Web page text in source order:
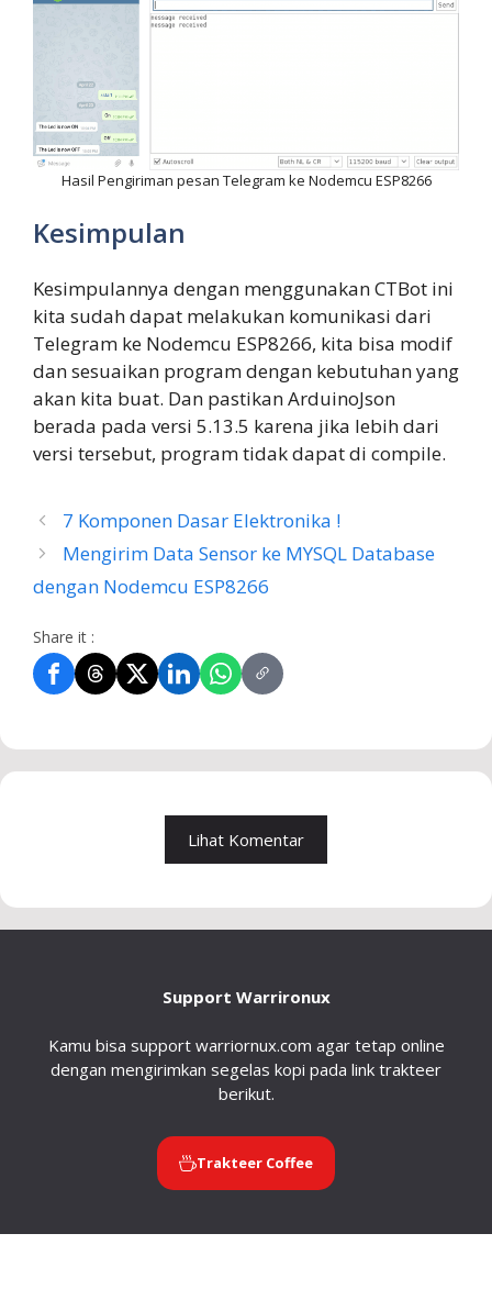
Hasil Pengiriman pesan Telegram ke Nodemcu ESP8266
Kesimpulan
Kesimpulannya dengan menggunakan CTBot ini
kita sudah dapat melakukan komunikasi dari
Telegram ke Nodemcu ESP8266, kita bisa modif
dan sesuaikan program dengan kebutuhan yang
akan kita buat. Dan pastikan ArduinoJson
berada pada versi 5.13.5 karena jika lebih dari
versi tersebut, program tidak dapat di compile.
7 Komponen Dasar Elektronika !
Mengirim Data Sensor ke MYSQL Database
dengan Nodemcu ESP8266
Share it :
Lihat Komentar
Support Warrironux
Kamu bisa support warriornux.com agar tetap online
dengan mengirimkan segelas kopi pada link trakteer
berikut.
Trakteer Coffee